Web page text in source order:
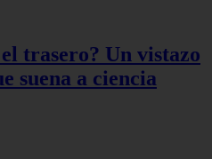
trasero? Un vistazo
suena a ciencia